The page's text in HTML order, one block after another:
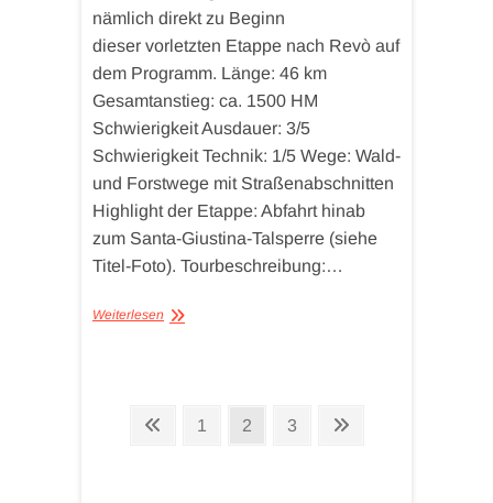
nämlich direkt zu Beginn
dieser vorletzten Etappe nach Revò auf
dem Programm. Länge: 46 km
Gesamtanstieg: ca. 1500 HM
Schwierigkeit Ausdauer: 3/5
Schwierigkeit Technik: 1/5 Wege: Wald-
und Forstwege mit Straßenabschnitten
Highlight der Etappe: Abfahrt hinab
zum Santa-Giustina-Talsperre (siehe
Titel-Foto). Tourbeschreibung:…
Weiterlesen
Seitennummerierung
Vorherige
Seite
1 Seite
2 Seite
3
Nächste